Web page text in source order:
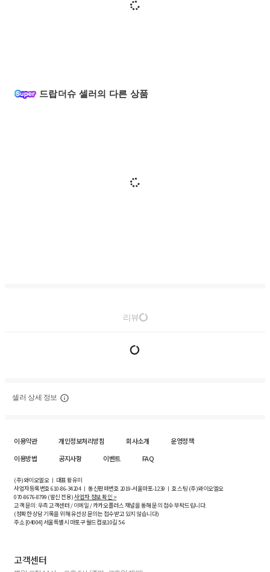
드랍더슈 셀러의 다른 상품
리뷰
셀러 상세 정보
이용약관 개인정보처리방침 회사소개
운영정책
이용방법
공지사항 이벤트 FAQ
(주)와이오엘오 ㅣ 대표 황유미
사업자등록번호610-86-34204ㅣ 통신판매번호 2019-서울마포-1239 ㅣ 호스팅 (주)와이오엘오
070-8676-8799 (발신 전용)사업자 정보 확인 >
고객 문의: 우측 고객센터 / 이메일 / 카카오플러스 채널을 통해 문의 접수 부탁드립니다.
(정확한 상담 기록을 위해 유선상 문의는 접수받고 있지 않습니다)
주소 [04004] 서울특별시 마포구 월드컵로10길5-6
고객센터